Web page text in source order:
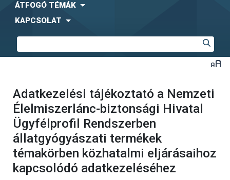
ÁTFOGÓ TÉMÁK
KAPCSOLAT
Adatkezelési tájékoztató a Nemzeti
Élelmiszerlánc-biztonsági Hivatal
Ügyfélprofil Rendszerben
állatgyógyászati termékek
témakörben közhatalmi eljárásaihoz
kapcsolódó adatkezeléséhez